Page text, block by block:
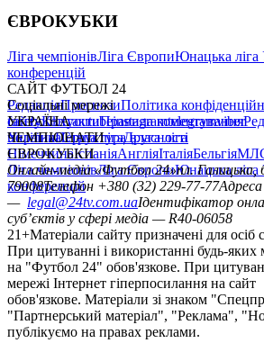
ЄВРОКУБКИ
Ліга чемпіонівЛіга ЄвропиЮнацька
конференцій
САЙТ ФУТБОЛ 24
РедакціяПрогнозиПолітика
сайтуКонтактиПравила коментування
політикаСтруктура власності
Соціальні мережі
facebookxyoutubeinstagramtelegramviber
УКРАЇНА
УкраїнаПерша лігаДруга ліга
ЧЕМПІОНАТИ
НімеччинаІспаніяАнгліяІталіяБельгія
ЄВРОКУБКИ
Ліга чемпіонівЛіга ЄвропиЮнацька
конференцій
Онлайн-медіа «Футбол 24»пл. Галицька,
79008Телефон +380 (32) 229-77-77
— legal@24tv.com.uaІдентифікатор
суб’єктів у сфері медіа — R40-06058
21+Матеріали сайту призначені для осіб
При цитуванні і використанні будь-яких
на "Футбол 24" обов'язкове. При
мережі Інтернет гіперпосилання на сайт
обов'язкове. Матеріали зі знаком
"Партнерський матеріал", "Реклама",
публікуємо на правах реклами.